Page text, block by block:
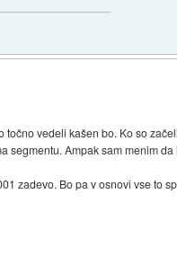
vedeli kašen bo. Ko so
segmentu. Ampak sam menim
zadevo. Bo pa v osnovi vse to